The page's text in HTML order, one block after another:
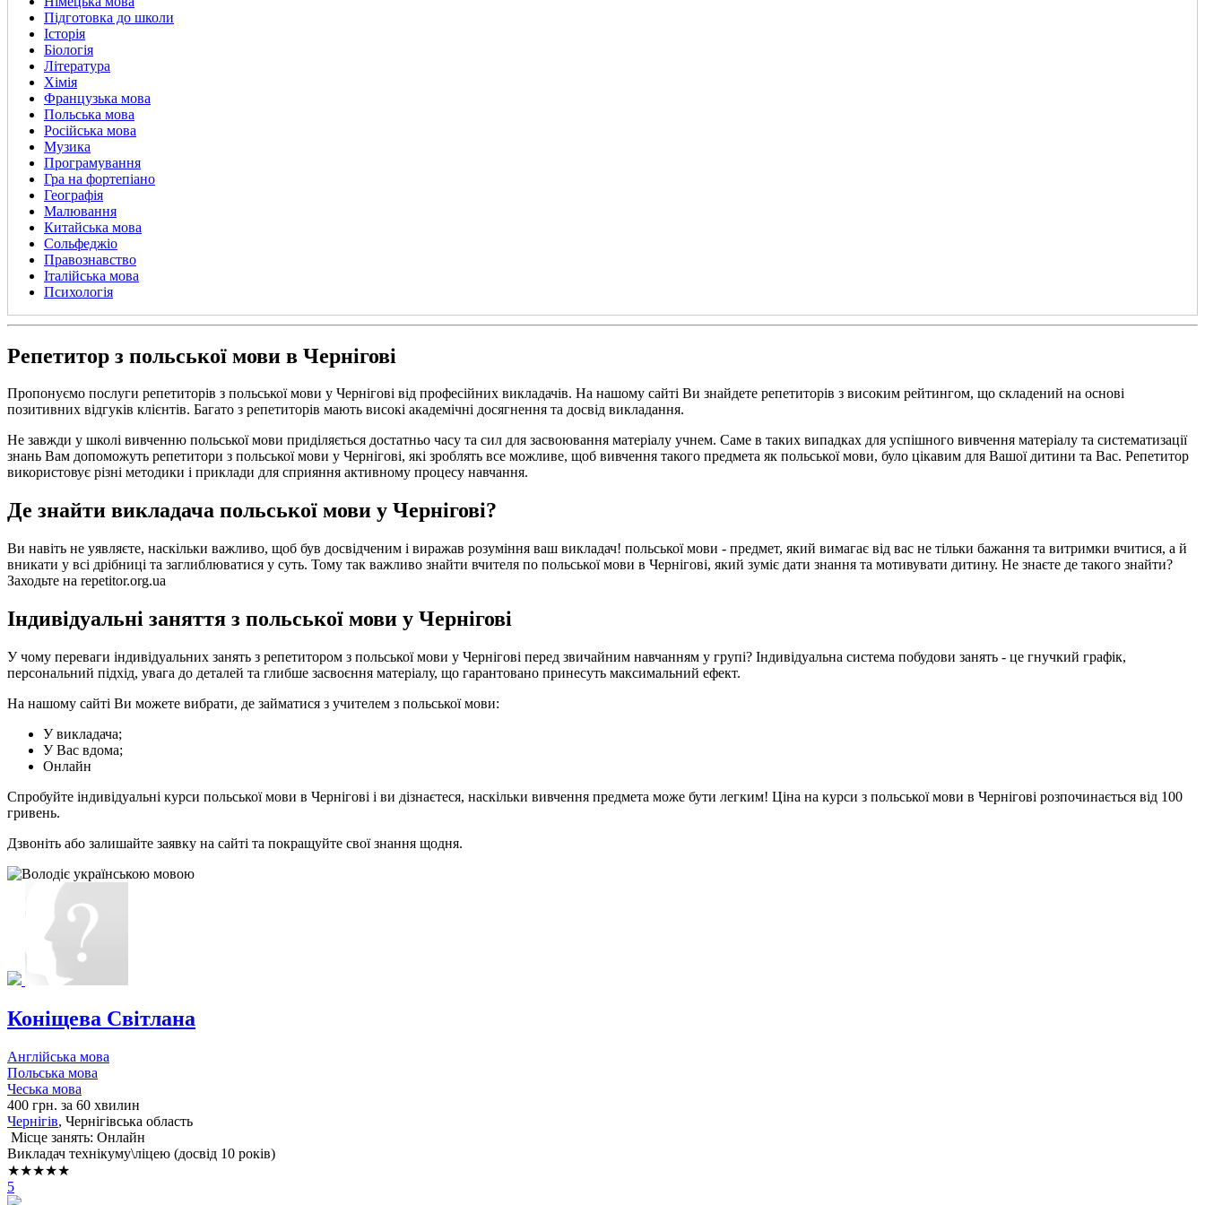
Підготовка до школи
Історія
Біологія
Література
Хімія
Французька мова
Польська мова
Російська мова
Музика
Програмування
Гра на фортепіано
Географія
Малювання
Китайська мова
Сольфеджіо
Правознавство
Італійська мова
Психологія
Репетитор з польської мови в Чернігові
Пропонуємо послуги репетиторів з польської мови у Чернігові від професійних викладачів. На нашому сайті Ви знайдете репетиторів з високим рейтингом, що складений на основі
позитивних відгуків клієнтів. Багато з репетиторів мають високі академічні досягнення та досвід викладання.
Не завжди у школі вивченню польської мови приділяється достатньо часу та сил для засвоювання матеріалу учнем. Саме в таких випадках для успішного вивчення матеріалу та систематизації
знань Вам допоможуть репетитори з польської мови у Чернігові, які зроблять все можливе, щоб вивчення такого предмета як польської мови, було цікавим для Вашої дитини та Вас. Репетитор
використовує різні методики і приклади для сприяння активному процесу навчання.
Де знайти викладача польської мови у Чернігові?
Ви навіть не уявляєте, наскільки важливо, щоб був досвідченим і виражав розуміння ваш викладач! польської мови - предмет, який вимагає від вас не тільки бажання та витримки вчитися, а й
вникати у всі дрібниці та заглиблюватися у суть. Тому так важливо знайти вчителя по польської мови в Чернігові, який зуміє дати знання та мотивувати дитину. Не знаєте де такого знайти?
Заходьте на repetitor.org.ua
Індивідуальні заняття з польської мови у Чернігові
У чому переваги індивідуальних занять з репетитором з польської мови у Чернігові перед звичайним навчанням у групі? Індивідуальна система побудови занять - це гнучкий графік,
персональний підхід, увага до деталей та глибше засвоєння матеріалу, що гарантовано принесуть максимальний ефект.
На нашому сайті Ви можете вибрати, де займатися з учителем з польської мови:
У викладача;
У Вас вдома;
Онлайн
Спробуйте індивідуальні курси польської мови в Чернігові і ви дізнаєтеся, наскільки вивчення предмета може бути легким! Ціна на курси з польської мови в Чернігові розпочинається від 100
гривень.
Дзвоніть або залишайте заявку на сайті та покращуйте свої знання щодня.
Коніщева Світлана
Англійська мова
Польська мова
Чеська мова
400 грн. за 60 хвилин
Чернігів, Чернігівська область
Місце занять: Онлайн
Викладач технікуму\ліцею (досвід 10 років)
★★★★★
5